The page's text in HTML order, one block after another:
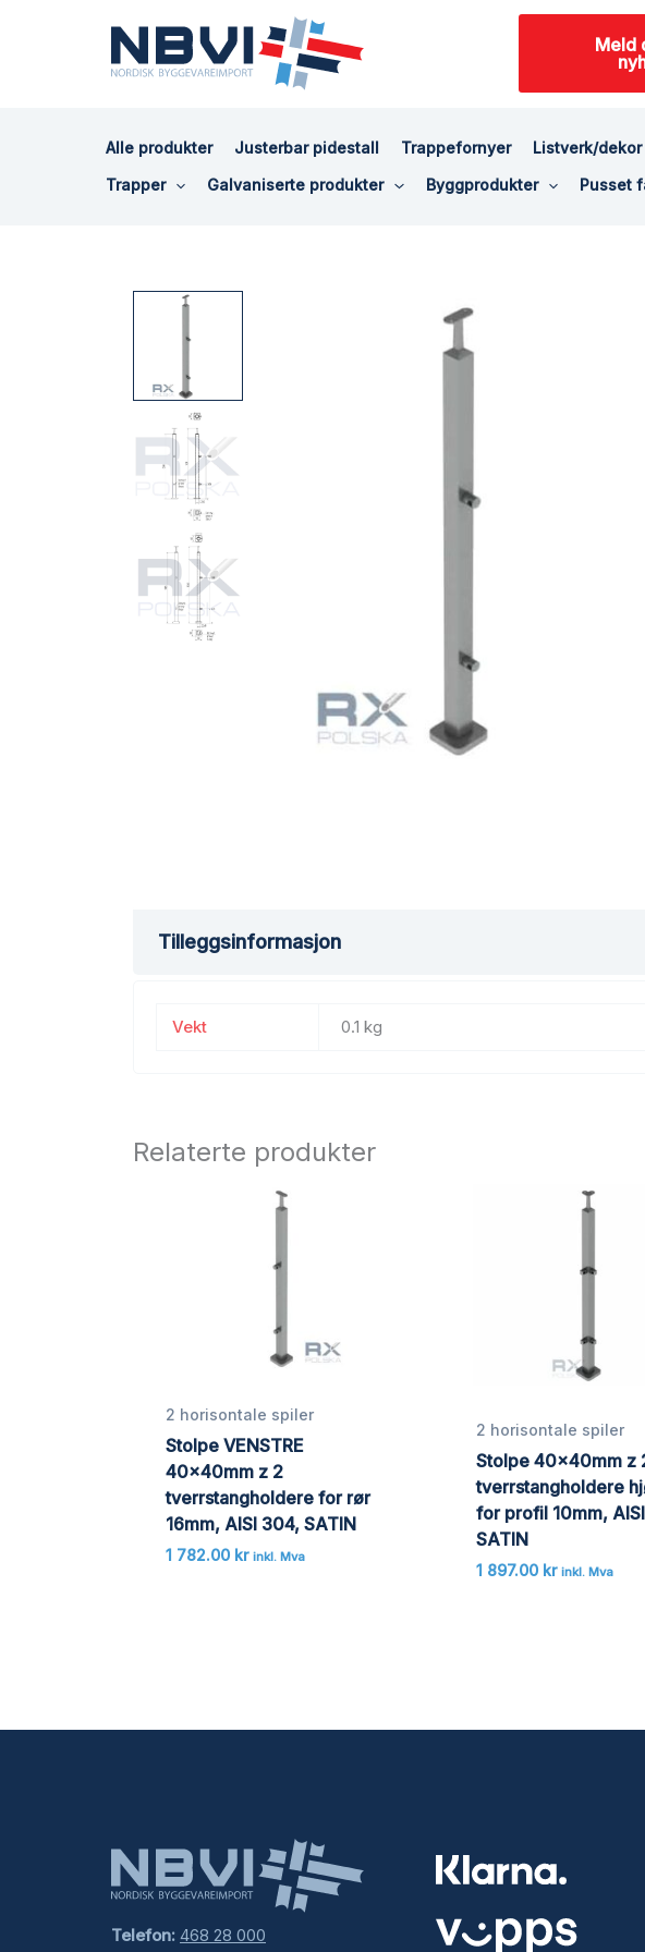
Meld
Alle produkter Justerbar pidestall Trappefornyer Listverk/
Trapper
Galvaniserte produkter Byggprodukter Pusset
Tilleggsinformasjon
Vekt 0.1 kg
Relaterte produkter
2 horisontale spiler
Stolpe VENSTRE
40x40mm z 2
tverrstangholdere for rør
16mm, AISI 304, SATIN
1 782.00 kr inkl. Mva
2 horisontale spiler
Stolpe 40x40mm z
tverrstangholdere
for profil 10mm,
SATIN
1 897.00 kr inkl. Mva
Telefon: 468 28 000